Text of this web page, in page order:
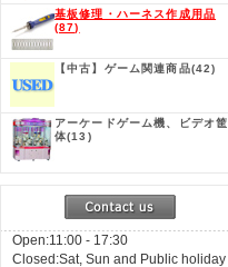
基板修理・ハーネス作成用品
(87)
【中古】ゲーム関連商品(42)
アーケードゲーム機、ビデオ筐
体(13)
Open:11:00 - 17:30
Closed:Sat, Sun and Public holiday